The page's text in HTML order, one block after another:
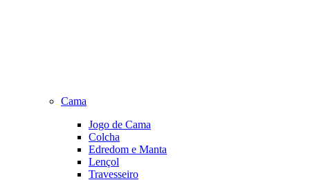
Cama
Jogo de Cama
Colcha
Edredom e Manta
Lençol
Travesseiro